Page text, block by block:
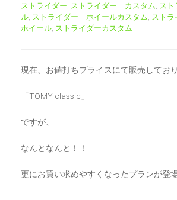
マイアカウント（初回登録はこちら）
カートを見る
送料・お支払い・
ストライダー ストライダー カスタム ス
ル ストライダー ホイールカスタム スト
ホイール ストライダーカスタム
現在、お値打ちプライスにて販売してお
「TOMY classic」
ですが、
なんとなんと！！
更にお買い求めやすくなったプランが登